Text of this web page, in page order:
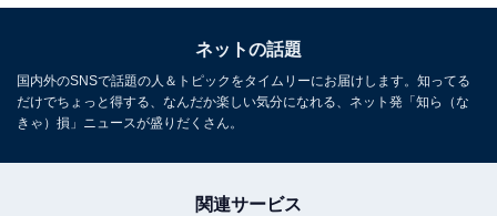
ネットの話題
国内外のSNSで話題の人＆トピックをタイムリーにお届けします。知ってる
だけでちょっと得する、なんだか楽しい気分になれる、ネット発「知ら（な
きゃ）損」ニュースが盛りだくさん。
関連サービス